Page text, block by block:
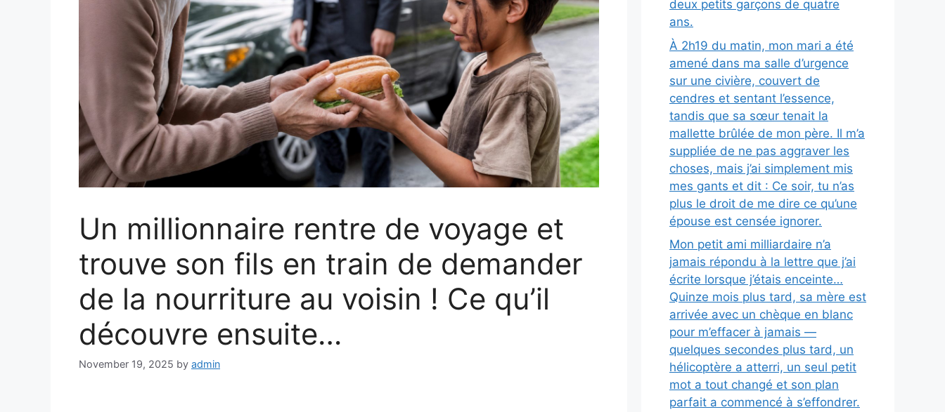
Un millionnaire rentre de voyage et
trouve son fils en train de demander
de la nourriture au voisin ! Ce qu’il
découvre ensuite…
November 19, 2025 by admin
deux petits garçons de quatre
ans.
À 2h19 du matin, mon mari a été
amené dans ma salle d’urgence
sur une civière, couvert de
cendres et sentant l’essence,
tandis que sa sœur tenait la
mallette brûlée de mon père. Il m’a
suppliée de ne pas aggraver les
choses, mais j’ai simplement mis
mes gants et dit : Ce soir, tu n’as
plus le droit de me dire ce qu’une
épouse est censée ignorer.
Mon petit ami milliardaire n’a
jamais répondu à la lettre que j’ai
écrite lorsque j’étais enceinte…
Quinze mois plus tard, sa mère est
arrivée avec un chèque en blanc
pour m’effacer à jamais —
quelques secondes plus tard, un
hélicoptère a atterri, un seul petit
mot a tout changé et son plan
parfait a commencé à s’effondrer.